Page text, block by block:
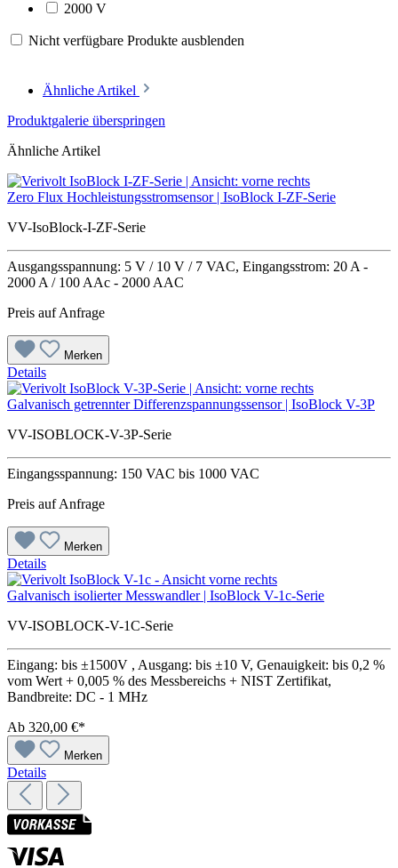
2000 V
Nicht verfügbare Produkte ausblenden
Ähnliche Artikel
Produktgalerie überspringen
Ähnliche Artikel
Zero Flux Hochleistungsstromsensor | IsoBlock I-ZF-Serie
VV-IsoBlock-I-ZF-Serie
Ausgangsspannung: 5 V / 10 V / 7 VAC, Eingangsstrom: 20 A -
2000 A / 100 AAc - 2000 AAC
Preis auf Anfrage
Merken
Details
Galvanisch getrennter Differenzspannungssensor | IsoBlock V-3P
VV-ISOBLOCK-V-3P-Serie
Eingangsspannung: 150 VAC bis 1000 VAC
Preis auf Anfrage
Merken
Details
Galvanisch isolierter Messwandler | IsoBlock V-1c-Serie
VV-ISOBLOCK-V-1C-Serie
Eingang: bis ±1500V , Ausgang: bis ±10 V, Genauigkeit: bis 0,2 %
vom Wert + 0,005 % des Messbereichs + NIST Zertifikat,
Bandbreite: DC - 1 MHz
Ab 320,00 €*
Merken
Details